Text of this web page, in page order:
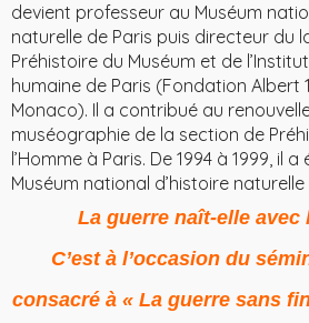
devient professeur au Muséum
naturelle de Paris puis directeur du
Préhistoire du Muséum et de
humaine de Paris (Fondation Albert
Monaco). Il a contribué au
muséographie de la section de
l’Homme à Paris. De 1994 à 1999, il
Muséum national d’histoire naturelle
La guerre naît-elle avec
C’est à l’occasion du
consacré à « La guerre sans